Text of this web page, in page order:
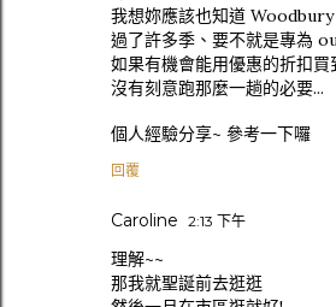
我想妳應該也知道
過了許多季、要不就是專為
如果有機會能用優惠的折扣
沒有刻意跑那麼一趟的必要...
個人經驗分享~ 參考一下囉
回覆
Caroline 2:13 下午
理解~~
那我就聖誕前去逛逛